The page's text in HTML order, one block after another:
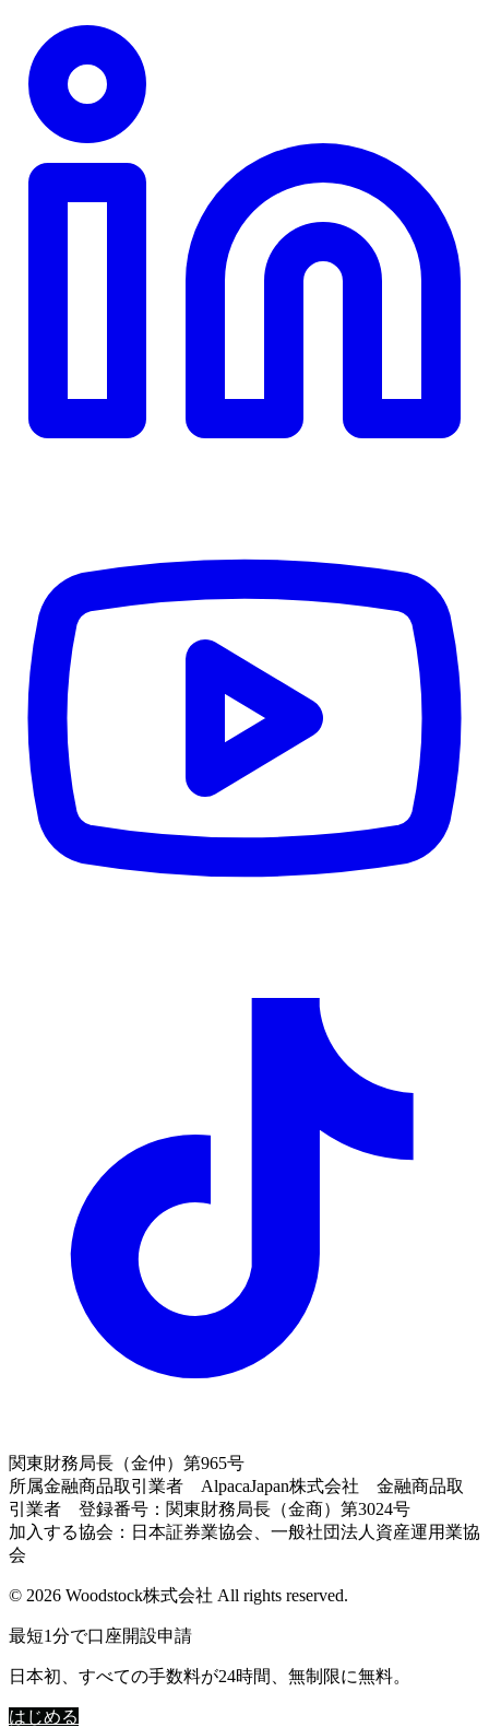
関東財務局長（金仲）第965号
所属金融商品取引業者 AlpacaJapan株式会社 金融商品取
引業者 登録番号：関東財務局長（金商）第3024号
加入する協会：日本証券業協会、一般社団法人資産運用業協
会
© 2026 Woodstock株式会社 All rights reserved.
最短1分で口座開設申請
日本初、すべての手数料が24時間、無制限に無料。
はじめる